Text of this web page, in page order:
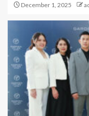
December 1, 2025